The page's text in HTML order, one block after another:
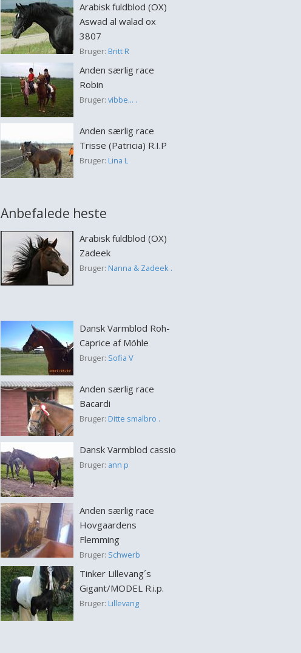
Arabisk fuldblod (OX)
Aswad al walad ox
3807
Bruger: Britt R
Anden særlig race
Robin
Bruger: vibbe... .
Anden særlig race
Trisse (Patricia) R.I.P
Bruger: Lina L
Anbefalede heste
Arabisk fuldblod (OX)
Zadeek
Bruger: Nanna & Zadeek .
Dansk Varmblod Roh-
Caprice af Möhle
Bruger: Sofia V
Anden særlig race
Bacardi
Bruger: Ditte smalbro .
Dansk Varmblod cassio
Bruger: ann p
Anden særlig race
Hovgaardens
Flemming
Bruger: Schwerb
Tinker Lillevang´s
Gigant/MODEL R.i.p.
Bruger: Lillevang